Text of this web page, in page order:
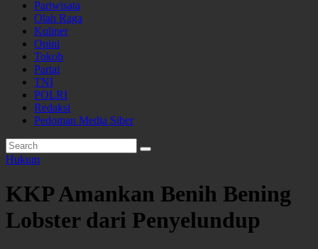
Pariwisata
Olah Raga
Kuliner
Opini
Tokoh
Partai
TNI
POLRI
Redaksi
Pedoman Media Siber
Hukum
KKP Amankan Benih Bening
Lobster dari Penyelundup